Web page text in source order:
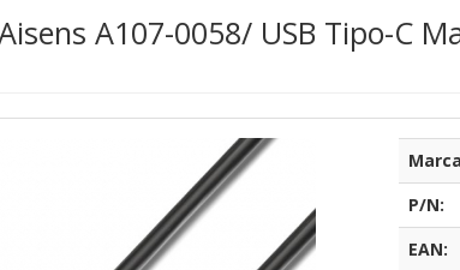
A107-0058/ USB Tipo-C
P/N:
EAN: